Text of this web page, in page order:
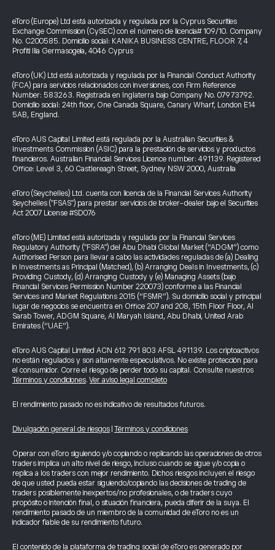
eToro (Europe) Ltd está autorizada y regulada por la Cyprus Securities
Exchange Commission (CySEC) con el número de licencia# 109/10. Company
No. C200585. Domicilio social: KANIKA BUSINESS CENTRE, FLOOR 7, 4
Profiti Ilia Germasogeia, 4046 Cyprus
eToro (UK) Ltd está autorizada y regulada por la Financial Conduct Authority
(FCA) para servicios relacionados con inversiones, con Firm Reference
Number: 583263. Registrada en Inglaterra bajo Company No. 07973792.
Domicilio social: 24th floor, One Canada Square, Canary Wharf, London E14
5AB, England.
eToro AUS Capital Limited está regulada por la Australian Securities &
Investments Commission (ASIC) para la prestación de servicios y productos
financieros. Australian Financial Services Licence number: 491139. Registered
Office: Level 3, 60 Castlereagh Street, Sydney NSW 2000, Australia
eToro (Seychelles) Ltd. cuenta con licencia de la Financial Services Authority
Seychelles ("FSAS") para prestar servicios de broker-dealer bajo el Securities
Act 2007 License #SD076
eToro (ME) Limited está autorizada y regulada por la Financial Services
Regulatory Authority ("FSRA") del Abu Dhabi Global Market (“ADGM”) como
Authorised Person para llevar a cabo las actividades reguladas de (a) Dealing
in Investments as Principal (Matched), (b) Arranging Deals in Investments, (c)
Providing Custody, (d) Arranging Custody y (e) Managing Assets (bajo
Financial Services Permission Number 220073) conforme a las Financial
Services and Market Regulations 2015 (“FSMR”). Su domicilio social y principal
lugar de negocios se encuentra en Office 207 and 208, 15th Floor Floor, Al
Sarab Tower, ADGM Square, Al Maryah Island, Abu Dhabi, United Arab
Emirates (“UAE”).
eToro AUS Capital Limited ACN 612 791 803 AFSL 491139. Los criptoactivos
no están regulados y son altamente especulativos. No existe protección para
el consumidor. Corre el riesgo de perder todo su capital. Consulte nuestros
Términos y condiciones.Ver aviso legal completo
El rendimiento pasado no es indicativo de resultados futuros.
Divulgación general de riesgos Términos y condiciones
Operar con eToro siguiendo y/o copiando o replicando las operaciones de otros
traders implica un alto nivel de riesgo, incluso cuando se sigue y/o copia o
replica a los traders con mejor rendimiento. Dichos riesgos incluyen el riesgo
de que usted pueda estar siguiendo/copiando las decisiones de trading de
traders posiblemente inexpertos/no profesionales, o de traders cuyo
propósito o intención final, o situación financiera, pueda diferir de la suya. El
rendimiento pasado de un miembro de la comunidad de eToro no es un
indicador fiable de su rendimiento futuro.
El contenido de la plataforma de trading social de eToro es generado por